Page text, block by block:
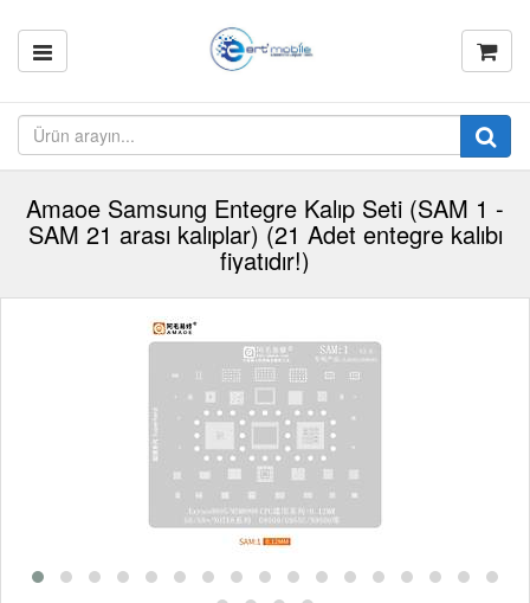
Amaoe Samsung Entegre Kalıp Seti (SAM 1 -
SAM 21 arası kalıplar) (21 Adet entegre kalıbı
fiyatıdır!)